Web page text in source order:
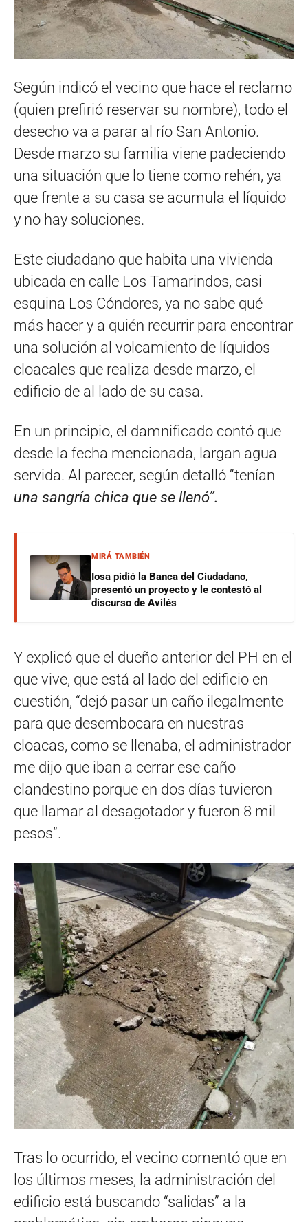
Según indicó el vecino que hace el reclamo
(quien prefirió reservar su nombre), todo el
desecho va a parar al río San Antonio.
Desde marzo su familia viene padeciendo
una situación que lo tiene como rehén, ya
que frente a su casa se acumula el líquido
y no hay soluciones.
Este ciudadano que habita una vivienda
ubicada en calle Los Tamarindos, casi
esquina Los Cóndores, ya no sabe qué
más hacer y a quién recurrir para encontrar
una solución al volcamiento de líquidos
cloacales que realiza desde marzo, el
edificio de al lado de su casa.
En un principio, el damnificado contó que
desde la fecha mencionada, largan agua
servida. Al parecer, según detalló “tenían
una sangría chica que se llenó”.
MIRÁ TAMBIÉN
Iosa pidió la Banca del Ciudadano,
presentó un proyecto y le contestó al
discurso de Avilés
Y explicó que el dueño anterior del PH en el
que vive, que está al lado del edificio en
cuestión, “dejó pasar un caño ilegalmente
para que desembocara en nuestras
cloacas, como se llenaba, el administrador
me dijo que iban a cerrar ese caño
clandestino porque en dos días tuvieron
que llamar al desagotador y fueron 8 mil
pesos”.
Tras lo ocurrido, el vecino comentó que en
los últimos meses, la administración del
edificio está buscando “salidas” a la